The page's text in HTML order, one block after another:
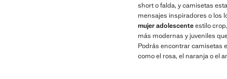
short o falda, y camisetas
mensajes inspiradores o los
mujer adolescenteestilo
más modernas y juveniles
Podrás encontrar camisetas
como el rosa, el naranja o el